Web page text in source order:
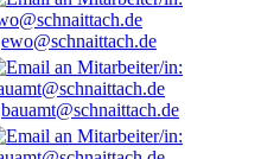
ewo@schnaittach.de
bauamt@schnaittach.de